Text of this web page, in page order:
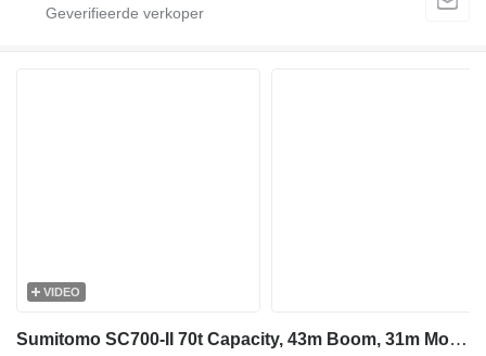
VIDEO
Sumitomo SC700-II 70t Capacity, 43m Boom, 31m Movable Jib